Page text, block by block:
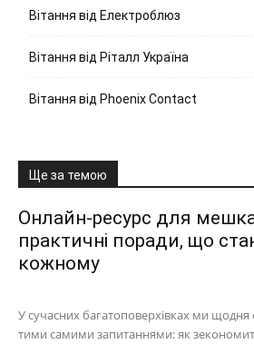
Вітання від Електроблюз
Вітання від Ріталл Україна
Вітання від Phoenix Contact
Ще за темою
Онлайн-ресурс для
практичні поради, що
кожному
У сучасних багатоповерхівках ми
тими самими запитаннями: як